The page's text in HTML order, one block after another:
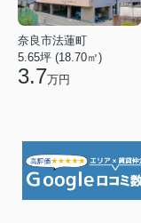
奈良市法蓮町
5.65坪 (18.70㎡)
3.7万円